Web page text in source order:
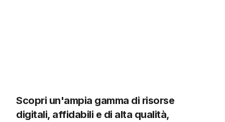
Scopri un'ampia gamma di risorse
digitali, affidabili e di alta qualità,